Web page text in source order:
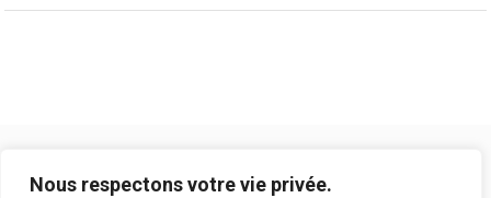
Nous respectons votre vie privée.